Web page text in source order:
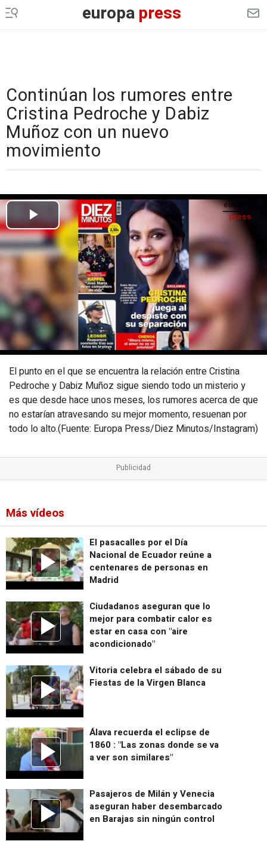
europapress
Continúan los rumores entre
Cristina Pedroche y Dabiz
Muñoz con un nuevo
movimiento
El punto en el que se encuentra la relación entre Cristina
Pedroche y Dabiz Muñoz sigue siendo todo un misterio y
es que desde hace unos meses, los rumores acerca de que
no estarían atravesando su mejor momento, resuenan por
todo lo alto.(Fuente: Europa Press/Diez Minutos/Instagram)
Más vídeos
El pasacalles por el Día
Nacional de Ecuador reúne a
centenares de personas en
Madrid
Ciudadanos aseguran que lo
mejor para combatir calor es
estar en casa con "aire
acondicionado"
Vitoria celebra el sábado de su
Fiestas de la Virgen Blanca
Álava recuerda el eclipse de
1860 : "Las zonas donde se va
a ver son similares"
Pasajeros de Milán y Venecia
aseguran haber desembarcado
en Barajas sin ningún control